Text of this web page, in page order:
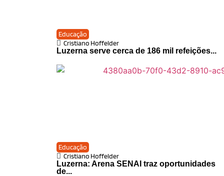
Educação
Cristiano Hoffelder
Luzerna serve cerca de 186 mil refeições...
Educação
Cristiano Hoffelder
Luzerna: Arena SENAI traz oportunidades
de...